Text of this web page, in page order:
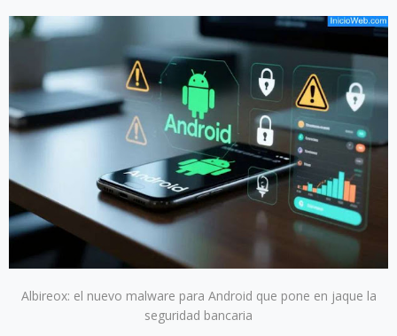
Albireox: el nuevo malware para Android que pone en jaque la
seguridad bancaria